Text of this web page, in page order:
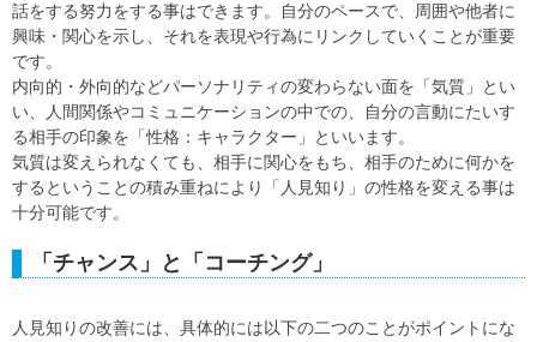
話をする努力をする事はできます。自分のペースで、周囲や他者に
興味・関心を示し、それを表現や行為にリンクしていくことが重要
です。
内向的・外向的などパーソナリティの変わらない面を「気質」とい
い、人間関係やコミュニケーションの中での、自分の言動にたいす
る相手の印象を「性格：キャラクター」といいます。
気質は変えられなくても、相手に関心をもち、相手のために何かを
するということの積み重ねにより「人見知り」の性格を変える事は
十分可能です。
「チャンス」と「コーチング」
人見知りの改善には、具体的には以下の二つのことがポイントにな